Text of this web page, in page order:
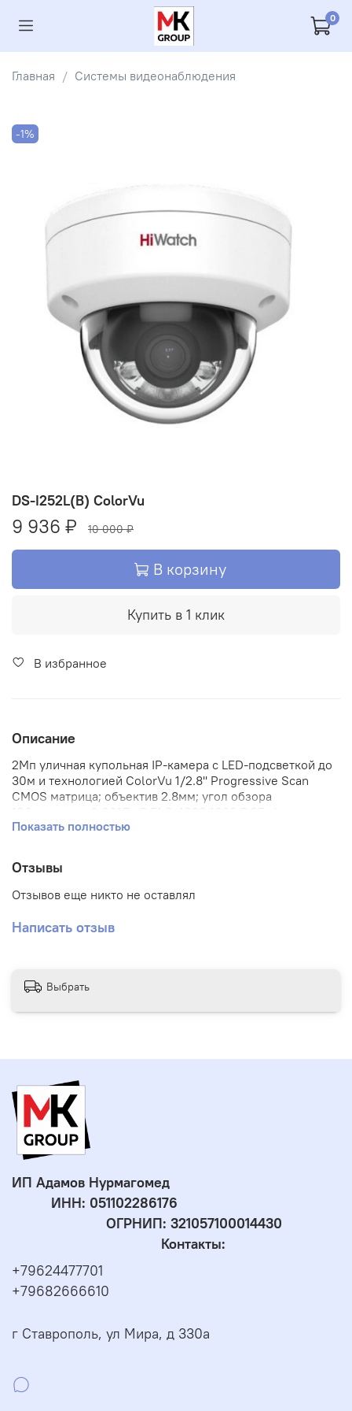
0
Главная Системы видеонаблюдения
-1%
DS-I252L(B) ColorVu
9 936 ₽ 10 000 ₽
В корзину
Купить в 1 клик
В избранное
Описание
2Мп уличная купольная IP-камера с LED-подсветкой до
30м и технологией ColorVu 1/2.8'' Progressive Scan
CMOS матрица; объектив 2.8мм; угол обзора
H.265/H.265+/H.264/H.264+/MJPEG,
режим, DWDR; 3D DNR; BLC; обнаружение движения
2.0; видеобитрейт 32кбит/с-8Мбит/с; встроенный
микрофон; встроенный слот для microSD карты до
256Гб; IP67, IK08; защита от перенапряжений TVS,
-40градусовC до +60градусовC;
DC12В+-25%/PoE(802.3af); 6,5Вт макс.
Показать полностью
Отзывы
Отзывов еще никто не оставлял
Написать отзыв
Выбрать
ИП Адамов Нурмагомед
ИНН: 051102286176
ОГРНИП: 321057100014430
Контакты:
+79624477701
+79682666610
г Ставрополь, ул Мира, д 330а